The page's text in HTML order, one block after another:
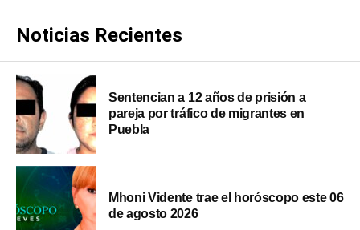
Noticias Recientes
Sentencian a 12 años de prisión a
pareja por tráfico de migrantes en
Puebla
Mhoni Vidente trae el horóscopo este 06
de agosto 2026